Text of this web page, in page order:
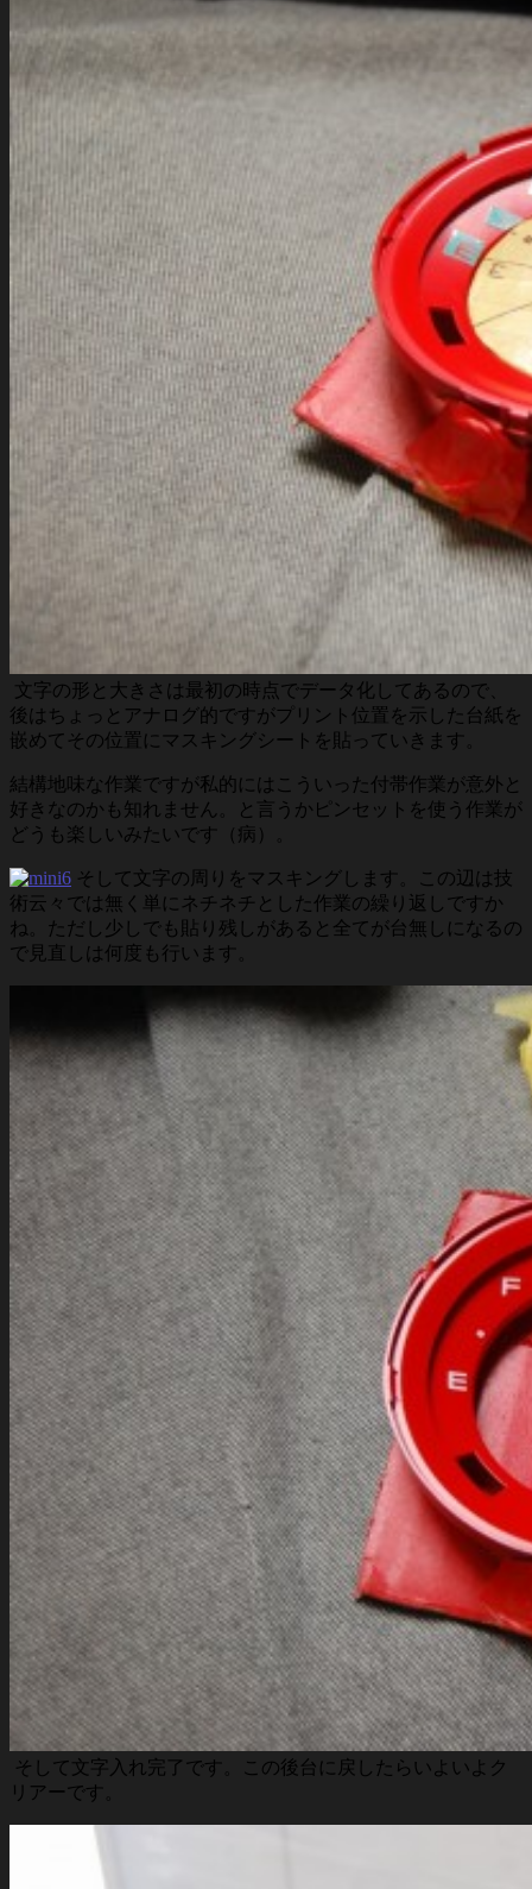
文字の形と大きさは最初の時点でデータ化してあるので、
後はちょっとアナログ的ですがプリント位置を示した台紙を
嵌めてその位置にマスキングシートを貼っていきます。
結構地味な作業ですが私的にはこういった付帯作業が意外と
好きなのかも知れません。と言うかピンセットを使う作業が
どうも楽しいみたいです（病）。
そして文字の周りをマスキングします。この辺は技
術云々では無く単にネチネチとした作業の繰り返しですか
ね。ただし少しでも貼り残しがあると全てが台無しになるの
で見直しは何度も行います。
そして文字入れ完了です。この後台に戻したらいよいよク
リアーです。